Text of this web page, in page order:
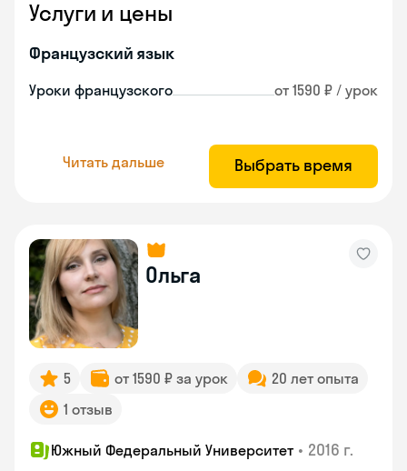
Услуги и цены
Французский язык
Уроки французского от 1590 ₽ / урок
Читать дальше Выбрать время
Ольга
5 от 1590 ₽ за урок
20 лет опыта
1 отзыв
Южный Федеральный Университет • 2016 г.